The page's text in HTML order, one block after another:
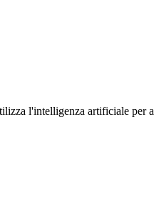
l'intelligenza artificiale per